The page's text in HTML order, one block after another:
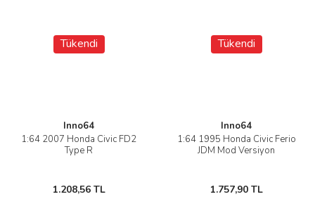
Tükendi
Inno64
1:64 2007 Honda Civic FD2
Type R
1.208,56 TL
Tükendi
Inno64
1:64 1995 Honda Civic Ferio
JDM Mod Versiyon
1.757,90 TL